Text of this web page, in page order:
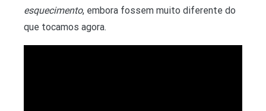
esquecimento, embora fossem muito diferente do
que tocamos agora.